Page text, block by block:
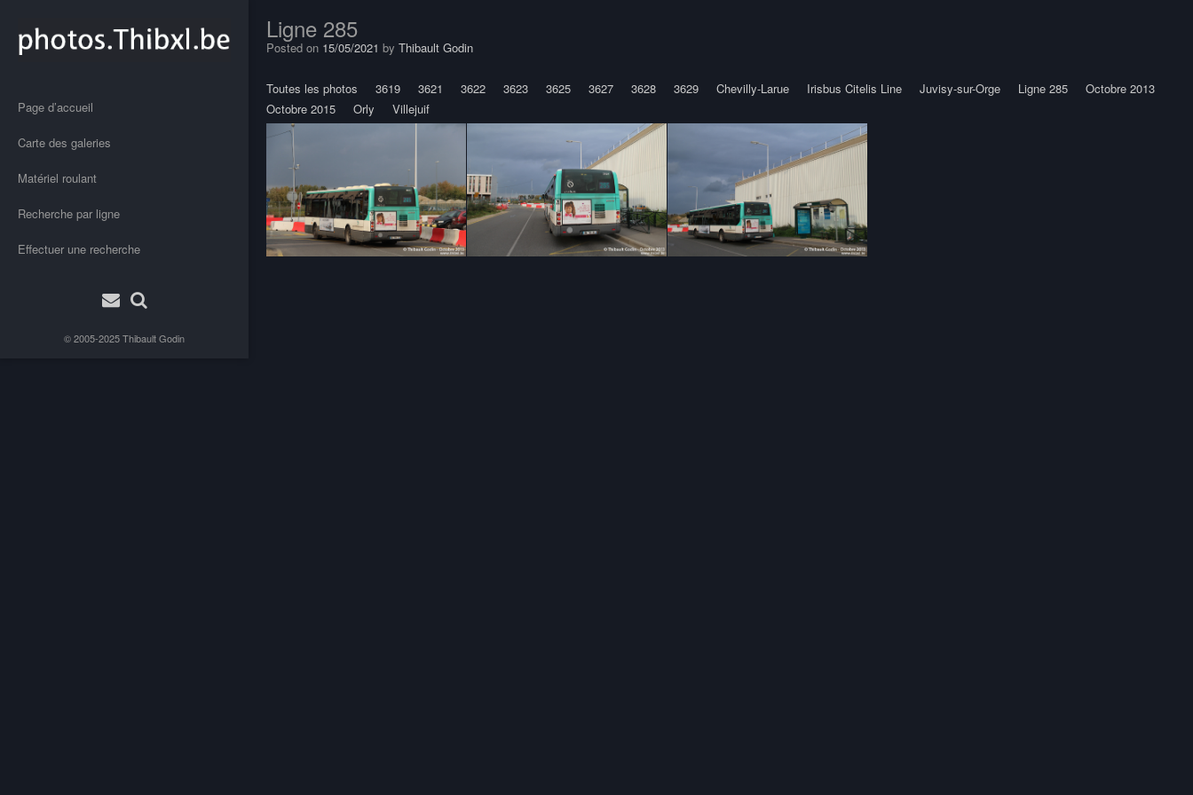
Page d’accueil
Carte des galeries
Matériel roulant
Recherche par ligne
Effectuer une recherche
© 2005-2025Thibault Godin
Ligne 285
Posted on 15/05/2021 by Thibault Godin
Toutes les photos 3619 3621 3622 3623 3625 3627 3628 3629 Chevilly-Larue Irisbus Citelis Line Juvisy-sur-Orge Ligne 285
Octobre 2013
Octobre 2015
Orly Villejuif